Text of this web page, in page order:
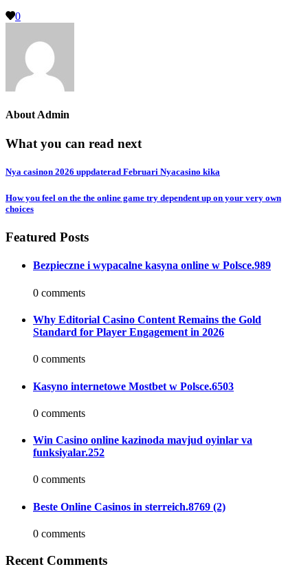
0
AboutAdmin
What you can read next
Nya casinon 2026 uppdaterad Februari Nyacasino kika
How you feel on the the online game try dependent up on your very own
choices
Featured Posts
Bezpieczne i wypacalne kasyna online w Polsce.989
0 comments
Why Editorial Casino Content Remains the Gold
Standard for Player Engagement in 2026
0 comments
Kasyno internetowe Mostbet w Polsce.6503
0 comments
Win Casino online kazinoda mavjud oyinlar va
funksiyalar.252
0 comments
Beste Online Casinos in sterreich.8769 (2)
0 comments
Recent Comments